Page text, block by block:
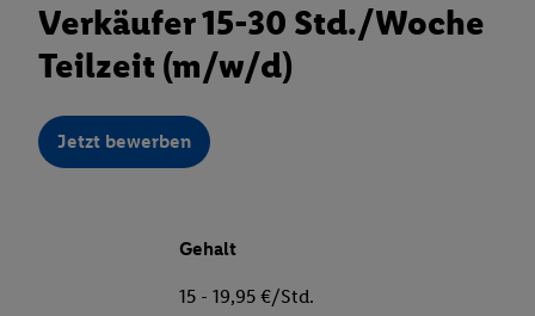
Verkäufer 15-30 Std./Woche
Teilzeit (m/w/d)
Jetzt bewerben
Gehalt
15 - 19,95 €/Std.